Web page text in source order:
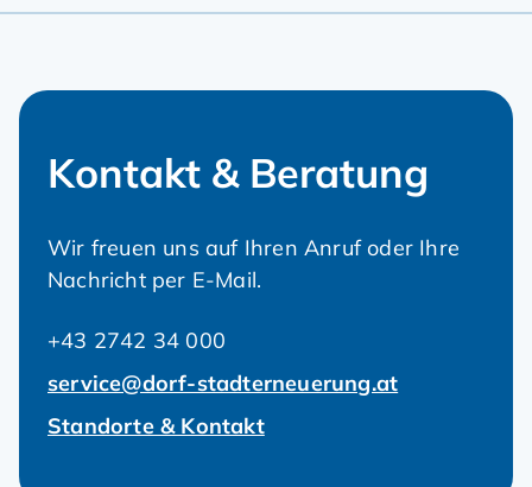
Kontakt & Beratung
Wir freuen uns auf Ihren Anruf oder Ihre
Nachricht per E-Mail.
+43 2742 34 000
service@dorf-stadterneuerung.at
Standorte & Kontakt